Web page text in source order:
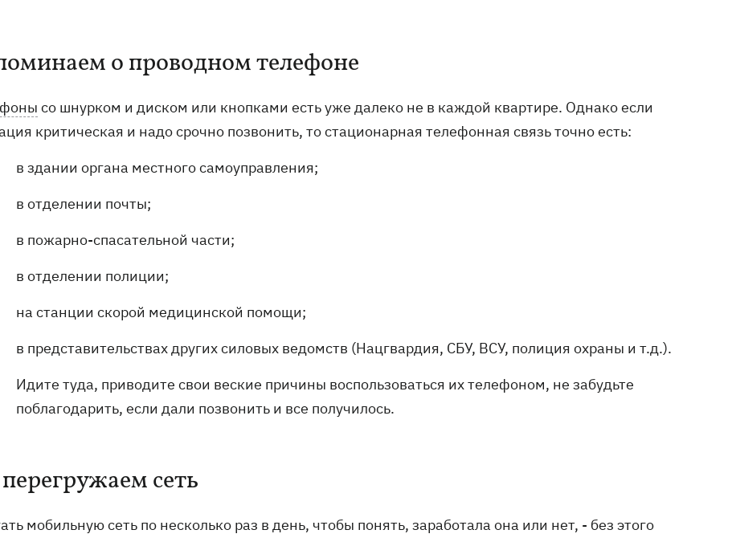
о проводном телефоне
со шнурком и диском или кнопками есть уже далеко не в каждой квартире. Однако если
критическая и надо срочно позвонить, то стационарная телефонная связь точно есть:
в здании органа местного самоуправления;
в отделении почты;
в пожарно-спасательной части;
в отделении полиции;
на станции скорой медицинской помощи;
в представительствах других силовых ведомств (Нацгвардия, СБУ, ВСУ, полиция охраны и т.д.).
Идите туда, приводите свои веские причины воспользоваться их телефоном, не забудьте
поблагодарить, если дали позвонить и все получилось.
сеть
мобильную сеть по несколько раз в день, чтобы понять, заработала она или нет, - без этого